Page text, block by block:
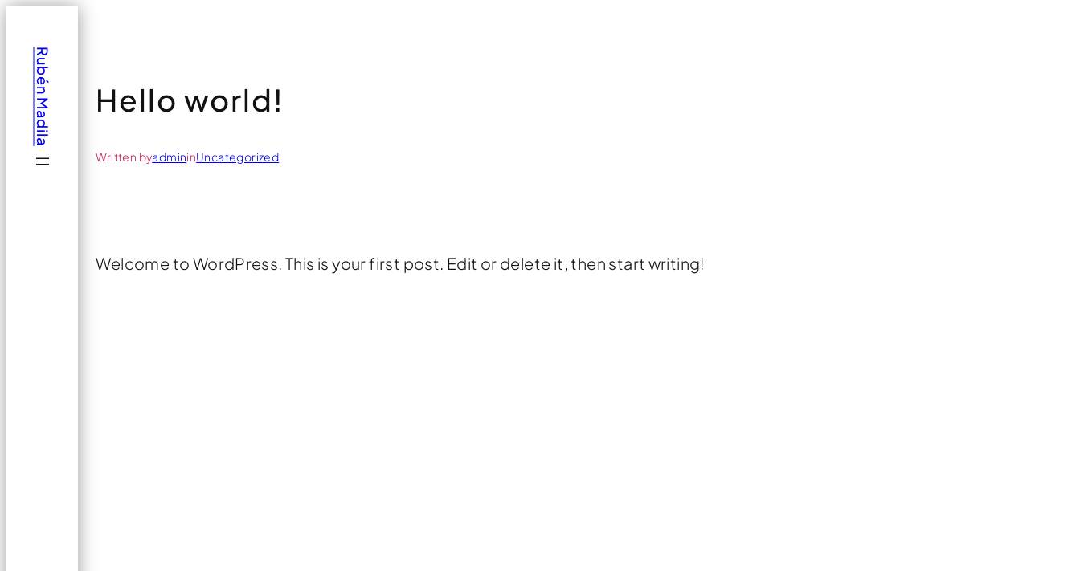
contenido
Rubén Madila Hello world!
Written byadmininUncategorized
Welcome to WordPress. This is your first post. Edit or delete it, then start writing!